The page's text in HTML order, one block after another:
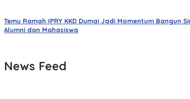
Temu Ramah IPRY KKD Dumai Jadi Momentum Bangun
Alumni dan Mahasiswa
News Feed